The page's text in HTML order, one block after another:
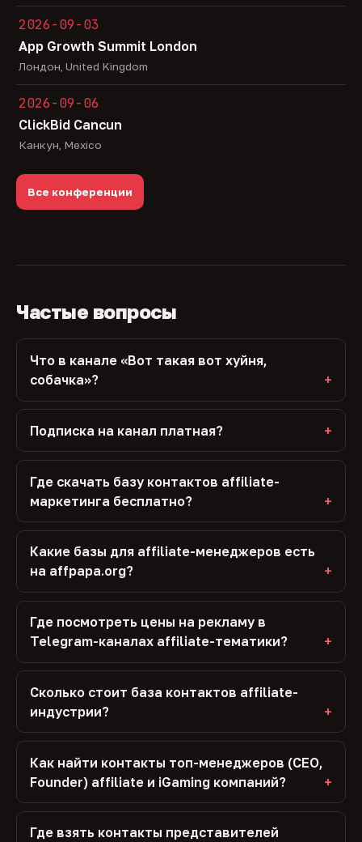
2026-09-03
App Growth Summit London
Лондон, United Kingdom
2026-09-06
ClickBid Cancun
Канкун, Mexico
Все конференции
Частые вопросы
Что в канале «Вот такая вот хуйня,
собачка»?
Подписка на канал платная?
Где скачать базу контактов affiliate-
маркетинга бесплатно?
Какие базы для affiliate-менеджеров есть
на affpapa.org?
Где посмотреть цены на рекламу в
Telegram-каналах affiliate-тематики?
Сколько стоит база контактов affiliate-
индустрии?
Как найти контакты топ-менеджеров (CEO,
Founder) affiliate и iGaming компаний?
Где взять контакты представителей